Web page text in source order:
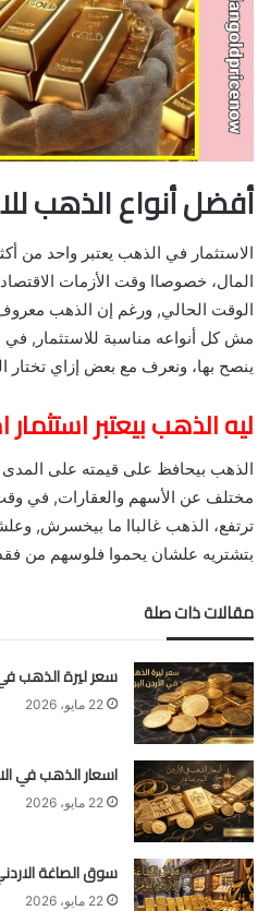
أفضل أنواع الذهب
الاستثمار في الذهب يعتبر واحد من
المال، خصوصاا وقت الأزمات
الوقت الحالي, ورغم إن الذهب معروف
مش كل أنواعه مناسبة للاستثمار, في
ينصح بها، ونعرف مع بعض إزاي
ليه الذهب بيعتبر
الذهب بيحافظ على قيمته على
مختلف عن الأسهم والعقارات, في وقت
ترتفع، الذهب غالباا ما بيخسرش,
بتشتريه علشان يحموا فلوسهم من
مقالات ذات صلة
سعر ليرة الذهب في
22 مايو، 2026
اسعار الذهب في
22 مايو، 2026
سوق الصاغة
22 مايو، 2026